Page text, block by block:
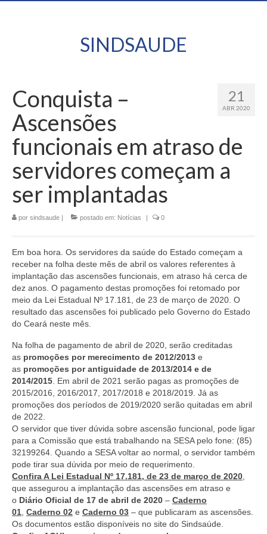
SINDSAUDE
21
ABR 2020
Conquista –
Ascensões
funcionais em atraso de
servidores começam a
ser implantadas
por sindsaude | postado em: Notícias | 0
Em boa hora. Os servidores da saúde do Estado começam a
receber na folha deste mês de abril os valores referentes à
implantação das ascensões funcionais, em atraso há cerca de
dez anos. O pagamento destas promoções foi retomado por
meio da Lei Estadual Nº 17.181, de 23 de março de 2020. O
resultado das ascensões foi publicado pelo Governo do Estado
do Ceará neste mês.
Na folha de pagamento de abril de 2020, serão creditadas
as promoções por merecimento de 2012/2013 e
as promoções por antiguidade de 2013/2014 e de
2014/2015 . Em abril de 2021 serão pagas as promoções de
2015/2016, 2016/2017, 2017/2018 e 2018/2019. Já as
promoções dos períodos de 2019/2020 serão quitadas em abril
de 2022.
O servidor que tiver dúvida sobre ascensão funcional, pode ligar
para a Comissão que está trabalhando na SESA pelo fone: (85)
32199264. Quando a SESA voltar ao normal, o servidor também
pode tirar sua dúvida por meio de requerimento.
Confira A Lei Estadual Nº 17.181, de 23 de março de 2020
que assegurou a implantação das ascensões em atraso e
o Diário Oficial de 17 de abril de 2020 – Caderno
01 Caderno 02 e Caderno 03 – que publicaram as ascensões.
Os documentos estão disponíveis no site do Sindsaúde.